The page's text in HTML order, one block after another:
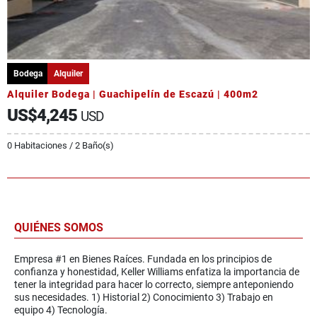
Bodega Alquiler
Alquiler Bodega | Guachipelín de Escazú | 400m2
US$4,245 USD
0 Habitaciones / 2 Baño(s)
QUIÉNES SOMOS
Empresa #1 en Bienes Raíces. Fundada en los principios de
confianza y honestidad, Keller Williams enfatiza la importancia de
tener la integridad para hacer lo correcto, siempre anteponiendo
sus necesidades. 1) Historial 2) Conocimiento 3) Trabajo en
equipo 4) Tecnología.